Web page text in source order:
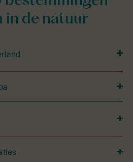
in de natuur